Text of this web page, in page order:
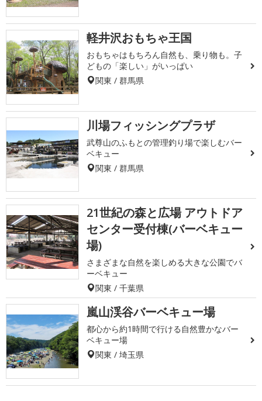
軽井沢おもちゃ王国
おもちゃはもちろん自然も、乗り物も。子
どもの「楽しい」がいっぱい
関東 / 群馬県
川場フィッシングプラザ
武尊山のふもとの管理釣り場で楽しむバー
ベキュー
関東 / 群馬県
21世紀の森と広場 アウトドア
センター受付棟(バーベキュー
場)
さまざまな自然を楽しめる大きな公園でバ
ーベキュー
関東 / 千葉県
嵐山渓谷バーベキュー場
都心から約1時間で行ける自然豊かなバー
ベキュー場
関東 / 埼玉県